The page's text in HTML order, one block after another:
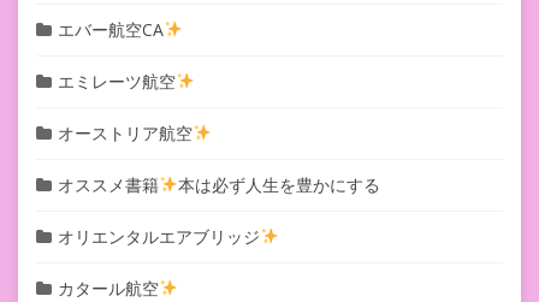
エバー航空CA
エミレーツ航空
オーストリア航空
オススメ書籍 本は必ず人生を豊かにする
オリエンタルエアブリッジ
カタール航空